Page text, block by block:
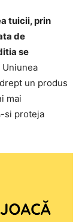
tuicii, prin
de
se
Uniunea
un produs
mai
si proteja